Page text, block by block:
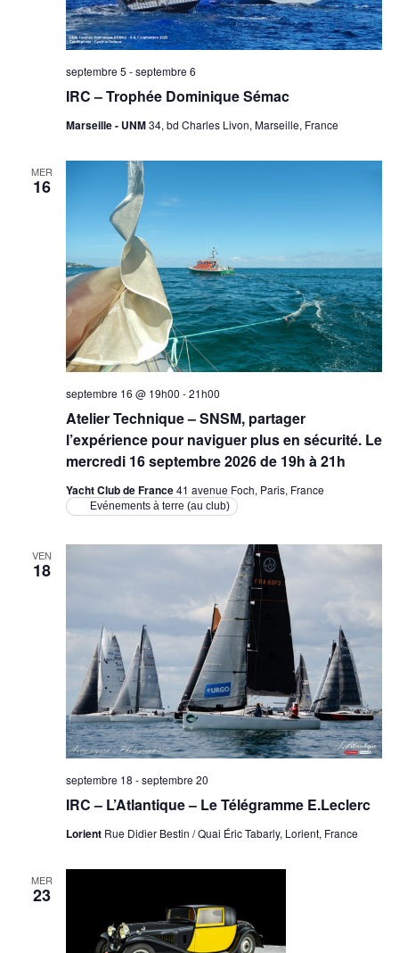
IRC – Trophée Dominique Sémac
septembre 5 -septembre 6
Marseille - UNM34, bd Charles Livon, Marseille, France
MER
16
Atelier Technique – SNSM, partager
l’expérience pour naviguer plus en sécurité. Le
mercredi 16 septembre 2026 de 19h à 21h
septembre 16 @ 19h00 -21h00
Yacht Club de France41 avenue Foch, Paris, France
Evénements à terre (au club)
VEN
18
IRC – L’Atlantique – Le Télégramme E.Leclerc
septembre 18 -septembre 20
Lorient Rue Didier Bestin / Quai Éric Tabarly, Lorient, France
MER
23